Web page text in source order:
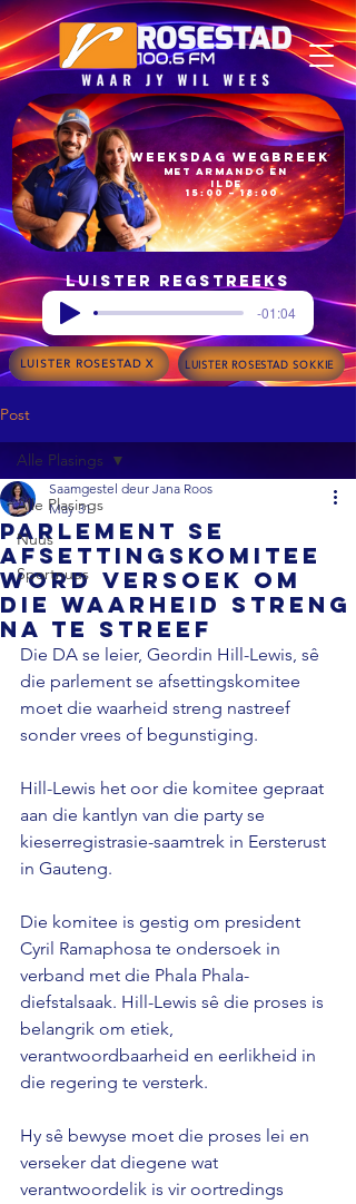
15:00 – 18:00
met Armando en
Ilde
Weeksdag Wegbreek
Luister regstreeks
-01:04
LUISTER ROSESTAD X LUISTER ROSESTAD SOKKIE
Post
Alle Plasings
Nuus
Sportnuus
Alle Plasings
Parlement se
afsettingskomitee
word versoek om
die waarheid streng
na te streef
Saamgestel deur Jana Roos
May 31
Die DA se leier, Geordin Hill-Lewis, sê
die parlement se afsettingskomitee
moet die waarheid streng nastreef
sonder vrees of begunstiging.
Hill-Lewis het oor die komitee gepraat
aan die kantlyn van die party se
kieserregistrasie-saamtrek in Eersterust
in Gauteng.
Die komitee is gestig om president
Cyril Ramaphosa te ondersoek in
verband met die Phala Phala-
diefstalsaak. Hill-Lewis sê die proses is
belangrik om etiek,
verantwoordbaarheid en eerlikheid in
die regering te versterk.
Hy sê bewyse moet die proses lei en
verseker dat diegene wat
verantwoordelik is vir oortredings